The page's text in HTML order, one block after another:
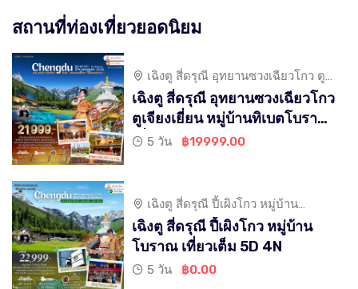
สถานที่ท่องเที่ยวยอดนิยม
เฉิงตู สี่ดรุณี อุทยานซวงเฉียวโกว ตู
เจียงเยี่ยน หมู่บ้านทิเบตโบราณ
เฉิงตู สี่ดรุณี อุทยานซวงเฉียวโกว
ตูเจียงเยี่ยน หมู่บ้านทิเบตโบราณ
เที่ยวเต็ม 5D 4N
5 วัน ฿19999.00
เฉิงตู สี่ดรุณี ปี้เผิงโกว หมู่บ้าน
โบราณ เที่ยวเต็ม
เฉิงตู สี่ดรุณี ปี้เผิงโกว หมู่บ้าน
โบราณ เที่ยวเต็ม 5D 4N
5 วัน ฿0.00